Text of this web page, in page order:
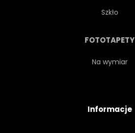
Szkło
FOTOTAPETY
Na wymiar
Informacje